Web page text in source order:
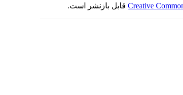
Creativeقابل بازنشر است.